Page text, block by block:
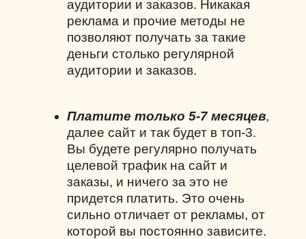
аудитории и заказов. Никакая
реклама и прочие методы не
позволяют получать за такие
деньги столько регулярной
аудитории и заказов.
Платите только 5-7 месяцев,
далее сайт и так будет в топ-3.
Вы будете регулярно получать
целевой трафик на сайт и
заказы, и ничего за это не
придется платить. Это очень
сильно отличает от рекламы, от
которой вы постоянно зависите.